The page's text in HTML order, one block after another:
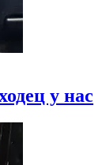
у нас